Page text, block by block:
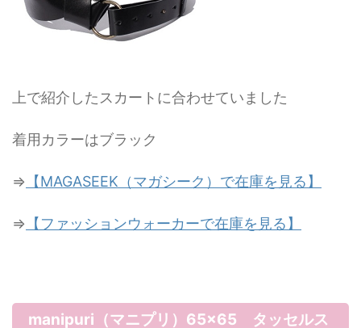
上で紹介したスカートに合わせていました
着用カラーはブラック
⇒ 【MAGASEEK（マガシーク）で在庫を見る】
⇒ 【ファッションウォーカーで在庫を見る】
manipuri（マニプリ）65×65 タッセルス